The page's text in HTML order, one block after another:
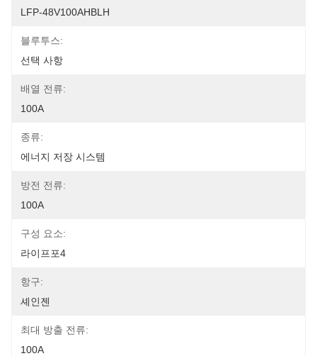
LFP-48V100AHBLH
블루투스:
선택 사항
배열 전류:
100A
종류:
에너지 저장 시스템
방전 전류:
100A
구성 요소:
라이프포4
항구:
셰인젠
최대 방출 전류:
100A